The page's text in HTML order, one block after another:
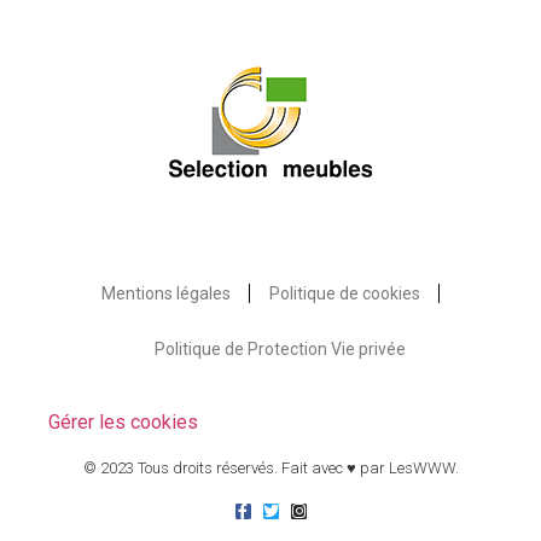
Mentions légales Politique de cookies
Politique de Protection Vie privée
Gérer les cookies
© 2023 Tous droits réservés. Fait avec ♥ par LesWWW.